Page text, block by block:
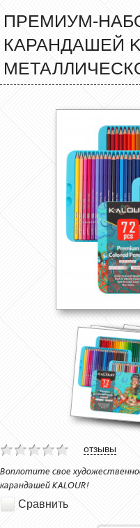
ПРЕМИУМ-
КАРАНДАШЕЙ
отзывы
Воплотите свое
карандашей KALOUR!
Сравнить